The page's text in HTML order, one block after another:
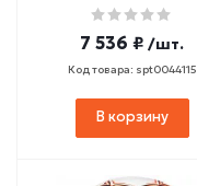
7 536 ₽ /шт.
Код товара: spt0044115
В корзину